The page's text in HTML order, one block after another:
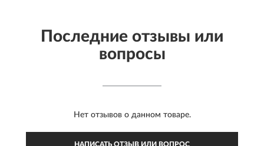
Последние отзывы или
вопросы
Нет отзывов о данном товаре.
НАПИСАТЬ ОТЗЫВ ИЛИ ВОПРОС